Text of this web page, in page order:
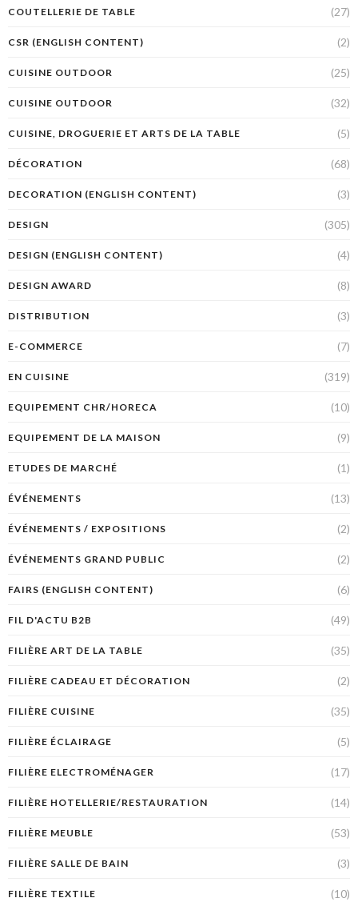
COUTELLERIE DE TABLE (27)
CSR (ENGLISH CONTENT) (2)
CUISINE OUTDOOR (25)
CUISINE OUTDOOR (32)
CUISINE, DROGUERIE ET ARTS DE LA TABLE (5)
DÉCORATION (68)
DECORATION (ENGLISH CONTENT) (3)
DESIGN (305)
DESIGN (ENGLISH CONTENT) (4)
DESIGN AWARD (8)
DISTRIBUTION (3)
E-COMMERCE (7)
EN CUISINE (319)
EQUIPEMENT CHR/HORECA (10)
EQUIPEMENT DE LA MAISON (9)
ETUDES DE MARCHÉ (1)
ÉVÉNEMENTS (13)
ÉVÉNEMENTS / EXPOSITIONS (2)
ÉVÉNEMENTS GRAND PUBLIC (2)
FAIRS (ENGLISH CONTENT) (6)
FIL D'ACTU B2B (49)
FILIÈRE ART DE LA TABLE (35)
FILIÈRE CADEAU ET DÉCORATION (2)
FILIÈRE CUISINE (35)
FILIÈRE ÉCLAIRAGE (5)
FILIÈRE ELECTROMÉNAGER (17)
FILIÈRE HOTELLERIE/RESTAURATION (14)
FILIÈRE MEUBLE (53)
FILIÈRE SALLE DE BAIN (3)
FILIÈRE TEXTILE (10)